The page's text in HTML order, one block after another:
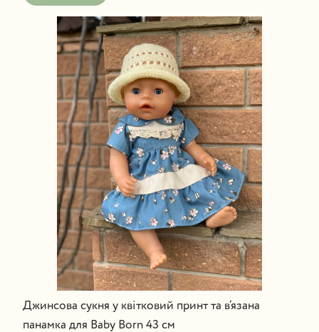
Джинсова сукня у квітковий принт та в’язана
панамка для Baby Born 43 см